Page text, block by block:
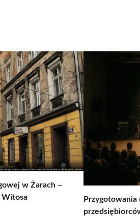
w Żarach –
Witosa
Przygotowania